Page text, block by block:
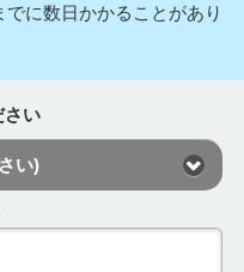
に数日かかることがあり
さい
い)